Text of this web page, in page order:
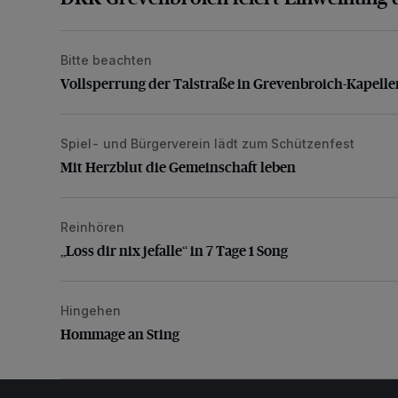
Vollsperrung der Talstraße in Grevenbroich-Kapellen
Bitte beachten
Vollsperrung der Talstraße in Grevenbroich-
Mit Herzblut die Gemeinschaft leben
Spiel- und Bürgerverein lädt zum Schützenfest
Mit Herzblut die Gemeinschaft leben
„Loss dir nix jefalle“ in 7 Tage 1 Song
Reinhören
„Loss dir nix jefalle“ in 7 Tage 1 Song
Hommage an Sting
Hingehen
Hommage an Sting